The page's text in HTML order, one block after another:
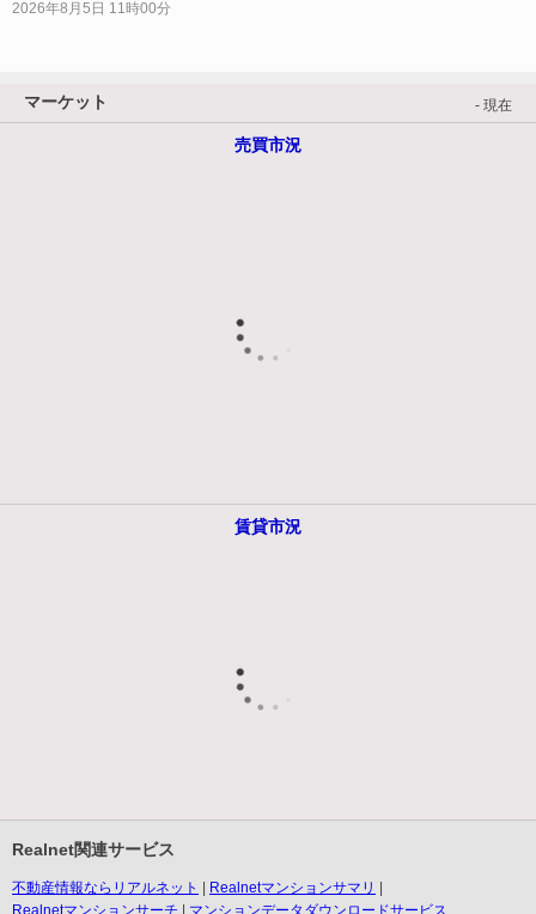
2026年8月5日 11時00分
マーケット - 現在
売買市況
賃貸市況
Realnet関連サービス
不動産情報ならリアルネット
Realnetマンションサマリ
Realnetマンションサーチ
マンションデータダウンロードサービス